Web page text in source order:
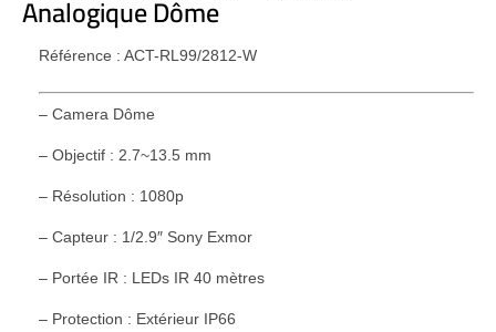
Analogique Dôme
Référence : ACT-RL99/2812-W
– Camera Dôme
– Objectif : 2.7~13.5 mm
– Résolution : 1080p
– Capteur : 1/2.9″ Sony Exmor
– Portée IR : LEDs IR 40 mètres
– Protection : Extérieur IP66